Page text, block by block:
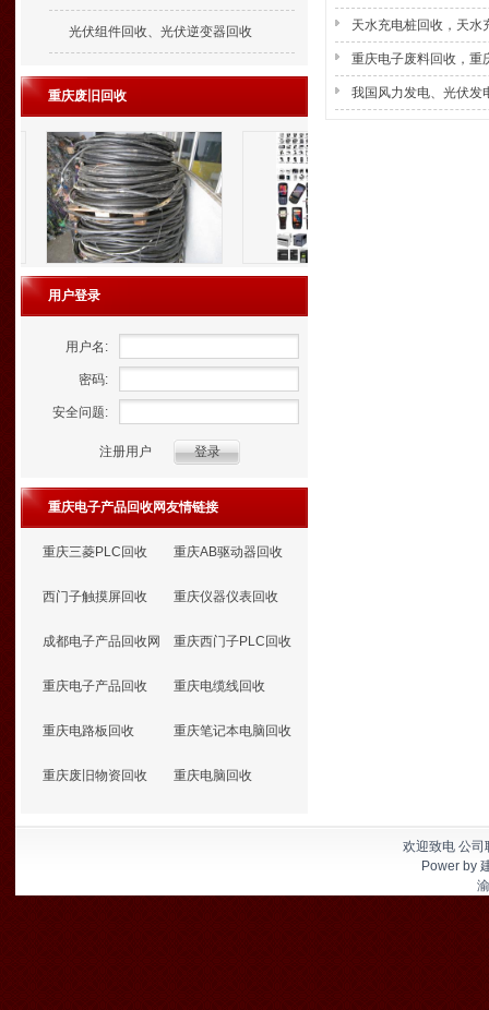
光伏组件回收、光伏逆变器回收
重庆废旧回收
用户登录
用户名:
密码:
安全问题:
注册用户
重庆电子产品回收网友情链接
重庆三菱PLC回收 重庆AB驱动器回收
西门子触摸屏回收 重庆仪器仪表回收
成都电子产品回收网 重庆西门子PLC回收
重庆电子产品回收 重庆电缆线回收
重庆电路板回收 重庆笔记本电脑回收
重庆废旧物资回收 重庆电脑回收
天水充电桩回收，天水
重庆电子废料回收，重
我国风力发电、光伏发
欢迎致电 公
Power by